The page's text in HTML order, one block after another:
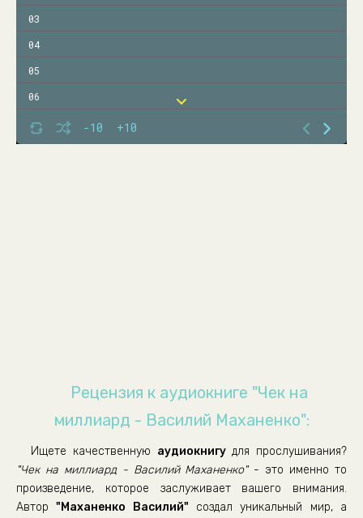
-10 +10
03
04
05
06
07
08
20
21
22
Рецензия к аудиокниге "Чек на
миллиард - Василий Маханенко":
Ищете качественную аудиокнигудля прослушивания?
"Чек на миллиард - Василий Маханенко"- это именно то
произведение, которое заслуживает вашего внимания.
Автор"Маханенко Василий" создал уникальный мир, а